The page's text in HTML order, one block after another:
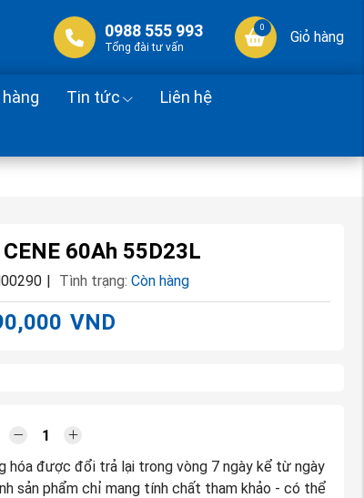
0988 555 993
Tổng đài tư vấn
0
Giỏ hàng
Tin tức Liên hệ
60Ah 55D23L
| Tình trạng: Còn hàng
VND
hóa được đổi trả lại trong vòng 7 ngày kể từ ngày
sản phẩm chỉ mang tính chất tham khảo - có thể